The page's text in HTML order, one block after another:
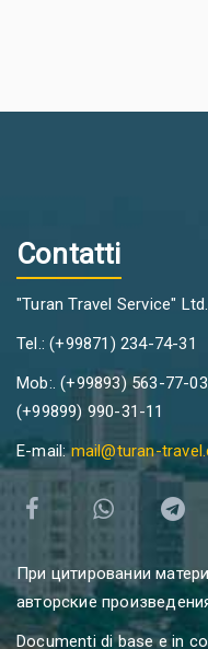
Contatti
"Turan Travel Service" Ltd.
Tel.: (+99871) 234-74-31
Mob:. (+99893) 563-77-
(+99899) 990-31-11
E-mail:mail@turan-
При цитировании
авторские
Documenti di base e in